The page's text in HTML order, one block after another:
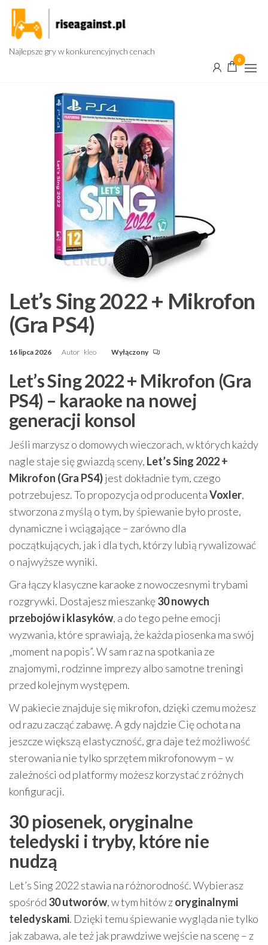
Przejdź
treści
Najlepsze gry w konkurencyjnych cenach
0
Let’s Sing 2022 + Mikrofon
(Gra PS4)
16 lipca 2026 Autor kleo Wyłączony
Let’s Sing 2022 + Mikrofon (Gra
PS4) – karaoke na nowej
generacji konsol
Jeśli marzysz o domowych wieczorach, w których każdy
nagle staje się gwiazdą sceny, Let’s Sing 2022 +
Mikrofon (Gra PS4)jest dokładnie tym, czego
potrzebujesz. To propozycja od producentaVoxler,
stworzona z myślą o tym, by śpiewanie było proste,
dynamiczne i wciągające – zarówno dla
początkujących, jak i dla tych, którzy lubią rywalizować
o najwyższe wyniki.
Gra łączy klasyczne karaoke z nowoczesnymi trybami
rozgrywki. Dostajesz mieszankę30 nowych
przebojów i klasyków, a do tego pełne emocji
wyzwania, które sprawiają, że każda piosenka ma swój
„moment na popis”. W sam raz na spotkania ze
znajomymi, rodzinne imprezy albo samotne treningi
przed kolejnym występem.
W pakiecie znajduje się mikrofon, dzięki czemu możesz
od razu zacząć zabawę. A gdy najdzie Cię ochota na
jeszcze większą elastyczność, gra daje też możliwość
sterowania nie tylko sprzętem mikrofonowym – w
zależności od platformy możesz korzystać z różnych
konfiguracji.
30 piosenek, oryginalne
teledyski i tryby, które nie
nudzą
Let’s Sing 2022 stawia na różnorodność. Wybierasz
spośród 30 utworów, w tym hitów zoryginalnymi
teledyskami. Dzięki temu śpiewanie wygląda nie tylko
jak zabawa, ale też jak prawdziwe wejście na scenę – z